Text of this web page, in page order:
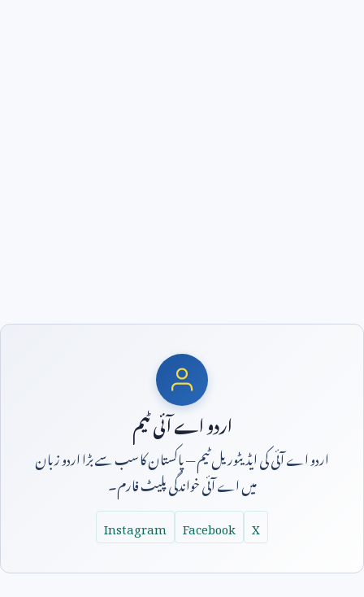
اردو اے آئی ٹیم
اردو اے آئی کی ایڈیٹوریل ٹیم — پاکستان کا سب سے بڑا اردو زبان
میں اے آئی خواندگی پلیٹ فارم۔
X
Facebook
Instagram